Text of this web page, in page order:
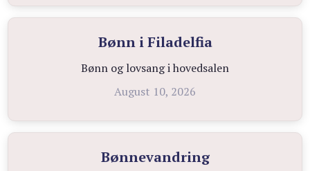
Bønn i Filadelfia
Bønn og lovsang i hovedsalen
August 10, 2026
Bønnevandring